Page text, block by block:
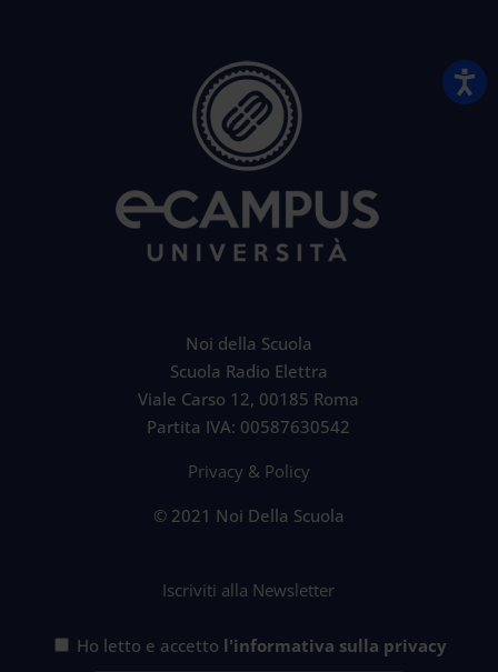
Noi della Scuola
Scuola Radio Elettra
Viale Carso 12, 00185 Roma
Partita IVA: 00587630542
Privacy & Policy
© 2021 Noi Della Scuola
Iscriviti alla Newsletter
Ho letto e accetto l'informativa sulla privacy